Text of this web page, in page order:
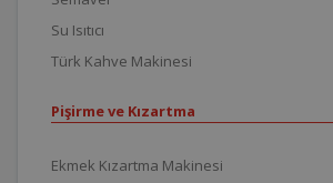
Su Isıtıcı
Türk Kahve Makinesi
Pişirme ve Kızartma
Ekmek Kızartma Makinesi